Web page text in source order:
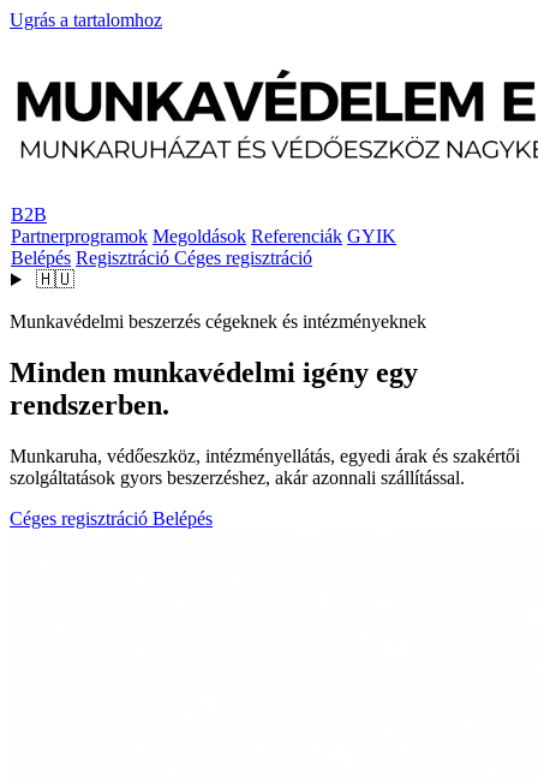
Ugrás a tartalomhoz
B2B
Partnerprogramok Megoldások Referenciák GYIK
Belépés Regisztráció Céges regisztráció
🇭🇺
Munkavédelmi beszerzés cégeknek és intézményeknek
Minden munkavédelmi igény egy
rendszerben.
Munkaruha, védőeszköz, intézményellátás, egyedi árak és szakértői
szolgáltatások gyors beszerzéshez, akár azonnali szállítással.
Céges regisztráció Belépés